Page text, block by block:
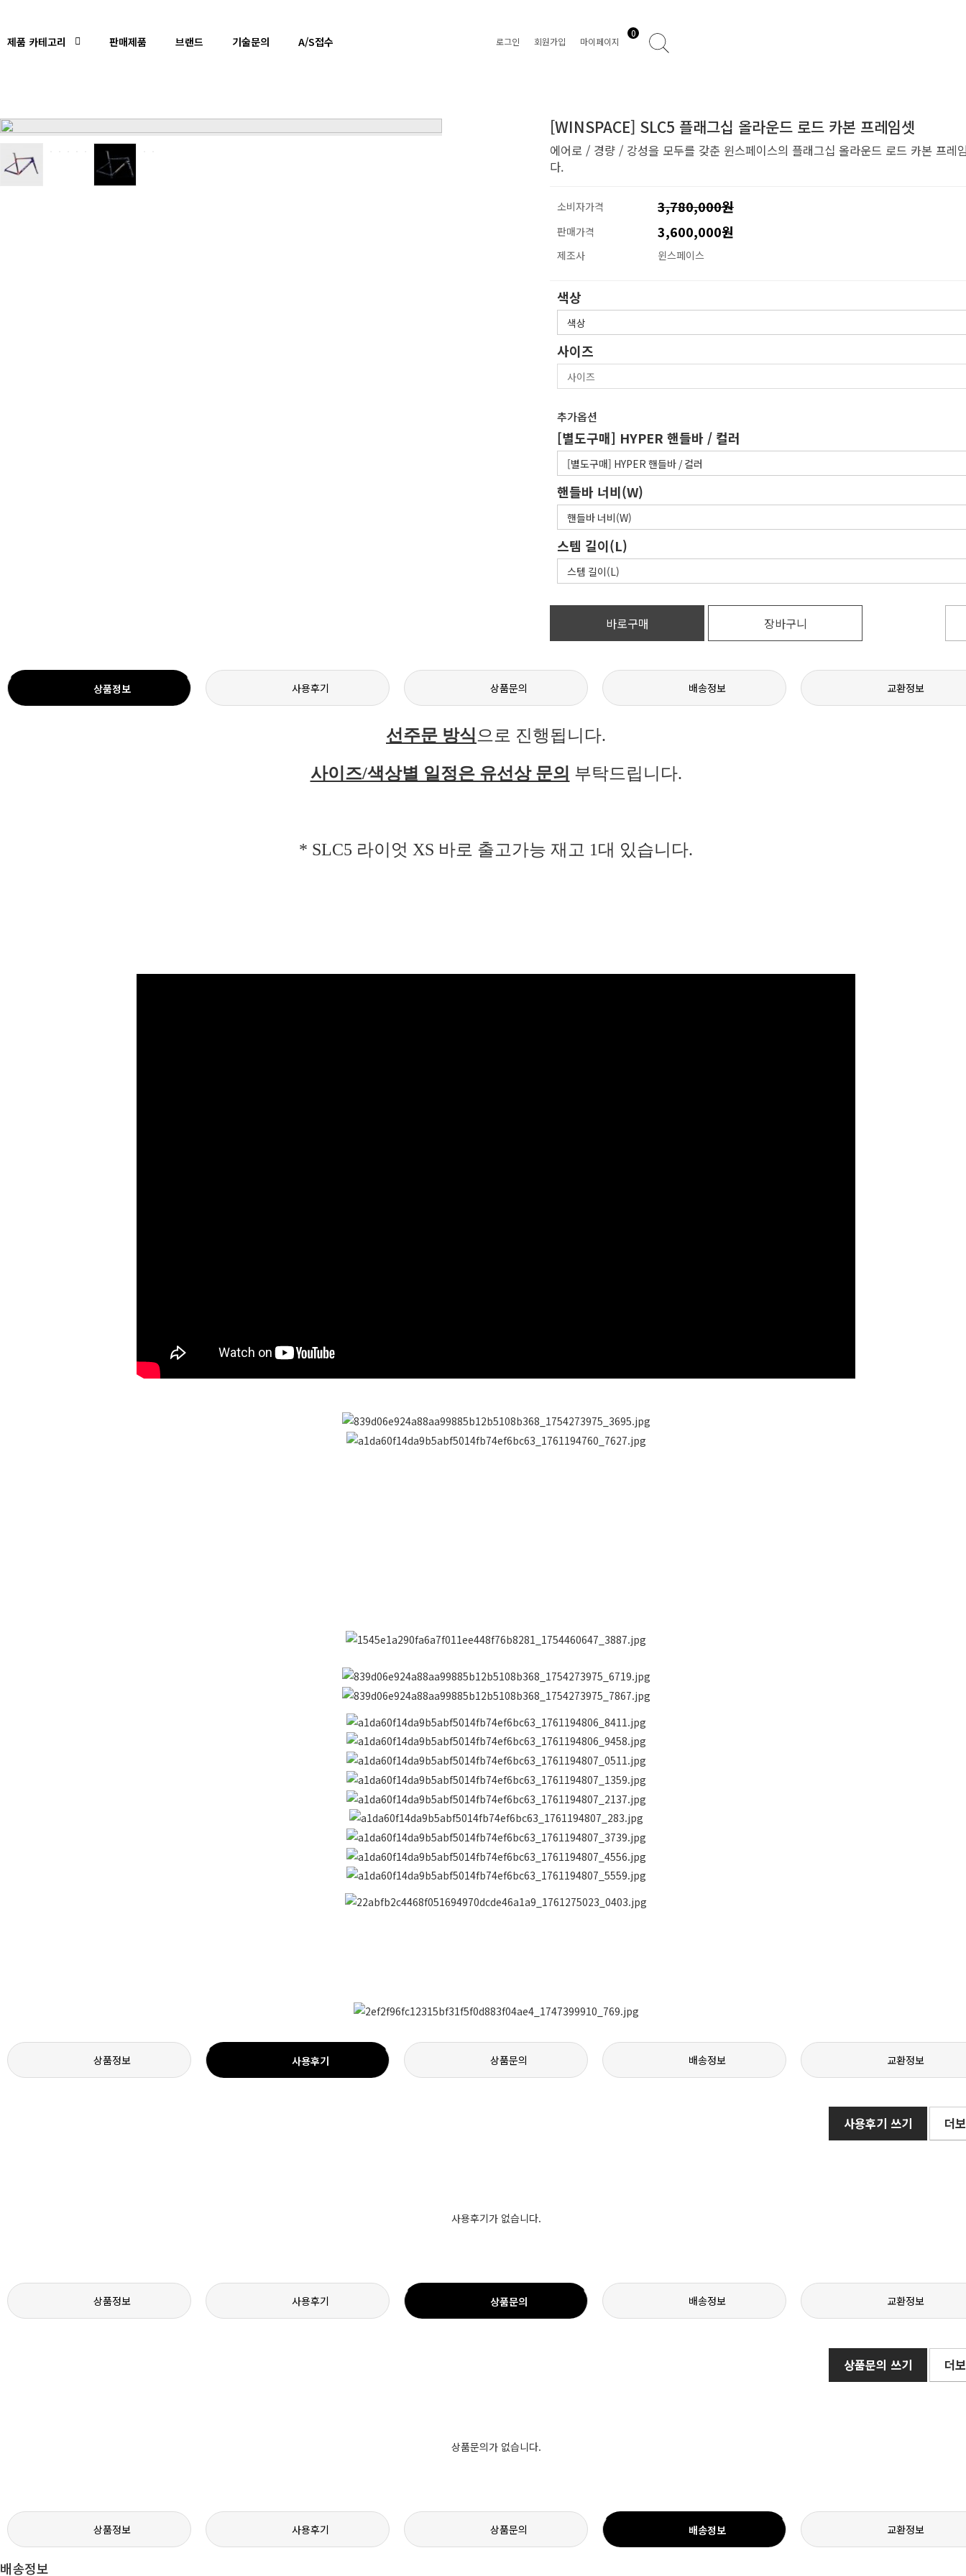
제품 카테고리 판매제품 브랜드 기술문의 A/S접수 로그인 회원가입 마이페이지
0
[WINSPACE] SLC5 플래그십 올라운드 로드 카본 프레임셋
에어로 / 경량 / 강성을 모두를 갖춘 윈스페이스의 플래그십 올라운드 로드 카본 프레
다.
소비자가격 3,780,000원
판매가격 3,600,000원
제조사 윈스페이스
색상
사이즈
추가옵션
[별도구매] HYPER 핸들바 / 컬러
핸들바 너비(W)
스템 길이(L)
바로구매 장바구니
상품정보 사용후기 상품문의 배송정보 교환정보
선주문 방식으로 진행됩니다.
사이즈/색상별 일정은 유선상 문의 부탁드립니다.
* SLC5 라이엇 XS 바로 출고가능 재고 1대 있습니다.
상품정보 사용후기 상품문의 배송정보 교환정보
사용후기 쓰기 더
사용후기가 없습니다.
상품정보 사용후기 상품문의 배송정보 교환정보
상품문의 쓰기 더
상품문의가 없습니다.
상품정보 사용후기 상품문의 배송정보 교환정보
배송정보